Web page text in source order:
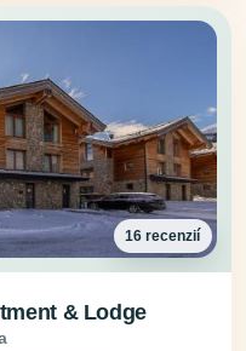
16 recenzií
& Lodge